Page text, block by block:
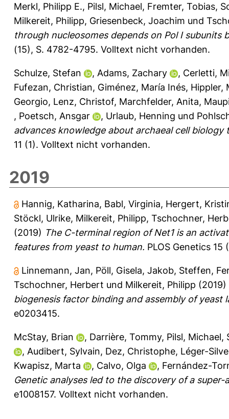
Merkl, Philipp E., Pilsl, Michael, Fremter, Tobias,
Milkereit, Philipp, Griesenbeck, Joachim und
through nucleosomes depends on Pol I subunits
(15), S. 4782-4795. Volltext nicht vorhanden.
Schulze, Stefan , Adams, Zachary , Cerletti,
Fufezan, Christian, Giménez, María Inés, Hippler,
Georgio, Lenz, Christof, Marchfelder, Anita,
, Poetsch, Ansgar , Urlaub, Henning und
advances knowledge about archaeal cell
11 (1). Volltext nicht vorhanden.
2019
Hannig, Katharina, Babl, Virginia, Hergert,
Stöckl, Ulrike, Milkereit, Philipp, Tschochner,
(2019) The C-terminal region of Net1 is an
features from yeast to human. PLOS Genetics 15
Linnemann, Jan, Pöll, Gisela, Jakob, Steffen,
Tschochner, Herbert und Milkereit, Philipp (2019)
biogenesis factor binding and assembly of yeast
e0203415.
McStay, Brian , Darrière, Tommy, Pilsl, Michael,
, Audibert, Sylvain, Dez, Christophe, Léger-
Kwapisz, Marta
, Calvo, Olga , Fernández-
Genetic analyses led to the discovery of a
e1008157. Volltext nicht vorhanden.